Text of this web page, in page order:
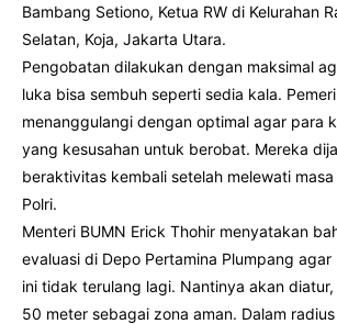
Bambang Setiono, Ketua RW di Kelurahan
Selatan, Koja, Jakarta Utara.
Pengobatan dilakukan dengan maksimal
luka bisa sembuh seperti sedia kala.
menanggulangi dengan optimal agar para
yang kesusahan untuk berobat. Mereka
beraktivitas kembali setelah melewati
Polri.
Menteri BUMN Erick Thohir menyatakan
evaluasi di Depo Pertamina Plumpang
ini tidak terulang lagi. Nantinya akan
50 meter sebagai zona aman. Dalam